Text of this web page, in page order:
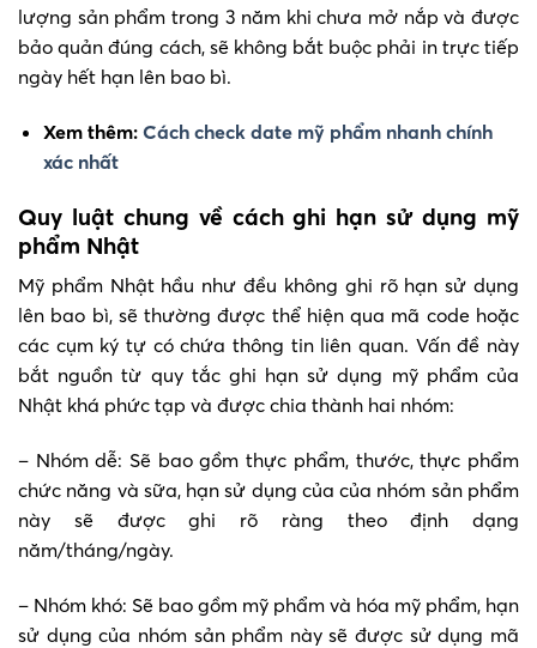
lượng sản phẩm trong 3 năm khi chưa mở nắp và được
bảo quản đúng cách, sẽ không bắt buộc phải in trực tiếp
ngày hết hạn lên bao bì.
Xem thêm: Cách check date mỹ phẩm nhanh chính
xác nhất
Quy luật chung về cách ghi hạn sử dụng mỹ
phẩm Nhật
Mỹ phẩm Nhật hầu như đều không ghi rõ hạn sử dụng
lên bao bì, sẽ thường được thể hiện qua mã code hoặc
các cụm ký tự có chứa thông tin liên quan. Vấn đề này
bắt nguồn từ quy tắc ghi hạn sử dụng mỹ phẩm của
Nhật khá phức tạp và được chia thành hai nhóm:
– Nhóm dễ: Sẽ bao gồm thực phẩm, thước, thực phẩm
chức năng và sữa, hạn sử dụng của của nhóm sản phẩm
này sẽ được ghi rõ ràng theo định dạng
năm/tháng/ngày.
– Nhóm khó: Sẽ bao gồm mỹ phẩm và hóa mỹ phẩm, hạn
sử dụng của nhóm sản phẩm này sẽ được sử dụng mã